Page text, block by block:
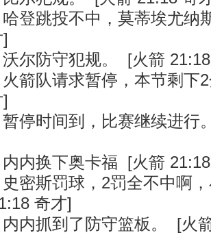
登跳投不中，莫蒂埃尤纳
尔防守犯规。 [火箭
箭队请求暂停，本节剩下
停时间到，比赛继续进行
内换下奥卡福 [火箭
密斯罚球，2罚全不中啊
奇才]
内抓到了防守篮板。 [火